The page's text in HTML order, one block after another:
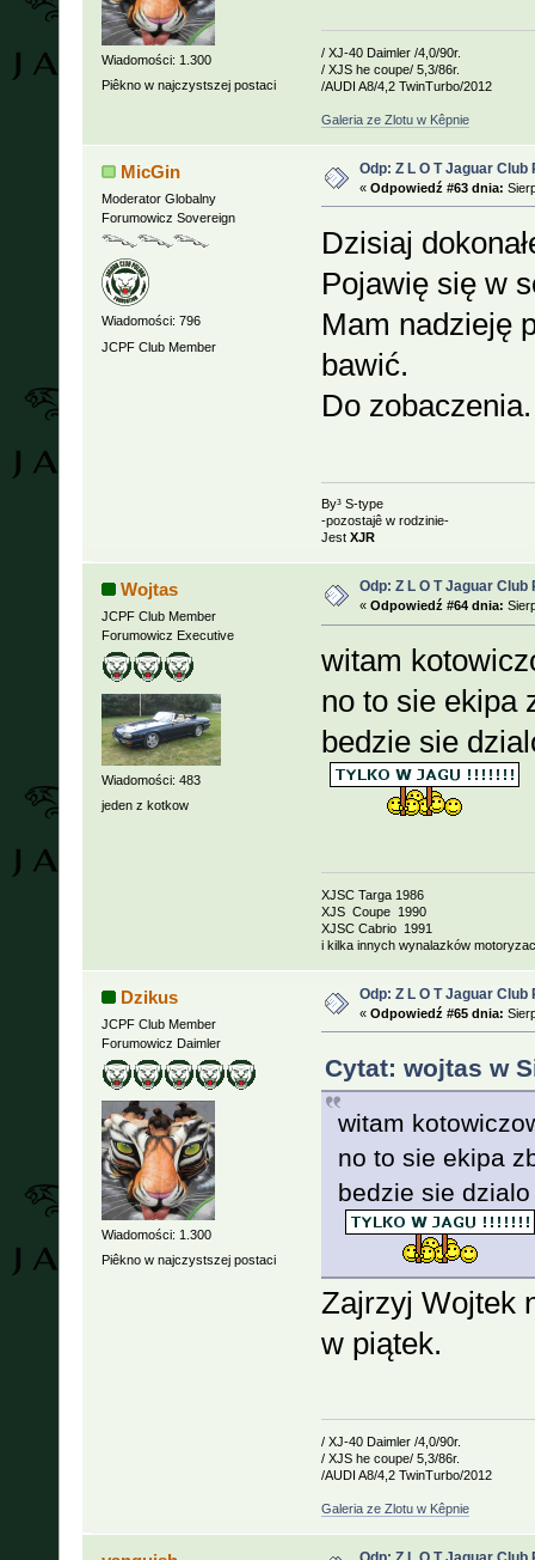
Wiadomości: 1.300
Piêkno w najczystszej postaci
/ XJ-40 Daimler /4,0/90r.
/ XJS he coupe/ 5,3/86r.
/AUDI A8/4,2 TwinTurbo/2012
Galeria ze Zlotu w Kêpnie
MicGin
Moderator Globalny
Forumowicz Sovereign
Wiadomości: 796
JCPF Club Member
Odp: Z L O T Jaguar Club
« Odpowiedź #63 dnia:
Dzisiaj
Pojawię się w
Mam nadzieję
bawić.
Do zobaczenia.
By³ S-type
-pozostajê w rodzinie-
Jest XJR
Wojtas
JCPF Club Member
Forumowicz Executive
Wiadomości: 483
jeden z kotkow
Odp: Z L O T Jaguar Club
« Odpowiedź #64 dnia:
witam
no to sie
bedzie sie
XJSC Targa 1986
XJS Coupe 1990
XJSC Cabrio 1991
i kilka innych wynalazków
Dzikus
JCPF Club Member
Forumowicz Daimler
Wiadomości: 1.300
Piêkno w najczystszej postaci
Odp: Z L O T Jaguar Club
« Odpowiedź #65 dnia:
Cytat: wojtas w
witam
no to sie ekipa
bedzie sie dzialo
Zajrzyj Wojtek
w piątek.
/ XJ-40 Daimler /4,0/90r.
/ XJS he coupe/ 5,3/86r.
/AUDI A8/4,2 TwinTurbo/2012
Galeria ze Zlotu w Kêpnie